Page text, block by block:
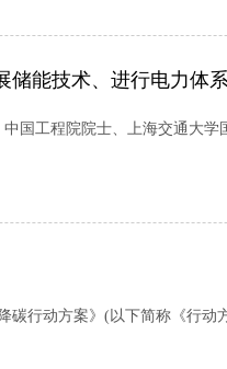
储能技术、进行电力体
国工程院院士、上海交通大
碳行动方案》(以下简称《行